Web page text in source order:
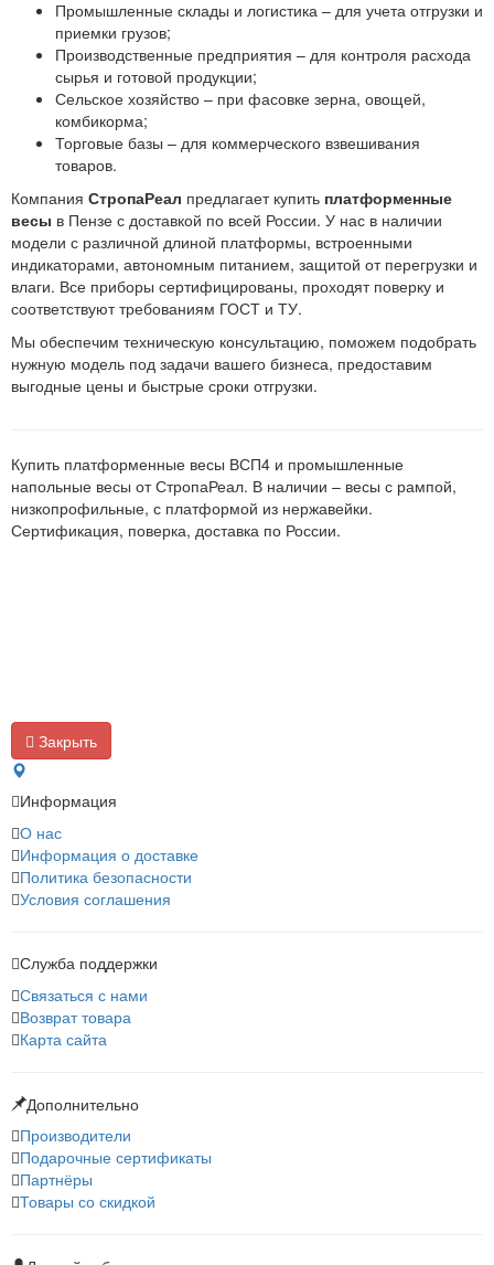
Промышленные склады и логистика – для учета отгрузки и
приемки грузов;
Производственные предприятия – для контроля расхода
сырья и готовой продукции;
Сельское хозяйство – при фасовке зерна, овощей,
комбикорма;
Торговые базы – для коммерческого взвешивания
товаров.
Компания СтропаРеал предлагает купить платформенные
весы в Пензе с доставкой по всей России. У нас в наличии
модели с различной длиной платформы, встроенными
индикаторами, автономным питанием, защитой от перегрузки и
влаги. Все приборы сертифицированы, проходят поверку и
соответствуют требованиям ГОСТ и ТУ.
Мы обеспечим техническую консультацию, поможем подобрать
нужную модель под задачи вашего бизнеса, предоставим
выгодные цены и быстрые сроки отгрузки.
Купить платформенные весы ВСП4 и промышленные
напольные весы от СтропаРеал. В наличии – весы с рампой,
низкопрофильные, с платформой из нержавейки.
Сертификация, поверка, доставка по России.
Закрыть
Информация
О нас
Информация о доставке
Политика безопасности
Условия соглашения
Служба поддержки
Связаться с нами
Возврат товара
Карта сайта
Дополнительно
Производители
Подарочные сертификаты
Партнёры
Товары со скидкой